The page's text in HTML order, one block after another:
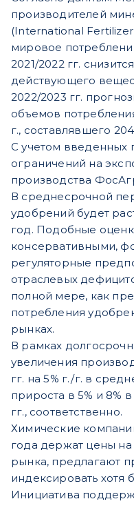
производителей
(International
мировое
2021/2022 гг.
действующего
2022/2023 гг.
объемов
г., составлявшего
С учетом введенных
ограничений на
производства
В среднесрочной
удобрений будет
год. Подобные
консервативными,
регуляторные
отраслевых
полной мере, как
потребления
рынках.
В рамках
увеличения
гг. на 5% г./г. в
прироста в 5% и 8% в
гг., соответственно.
Химические
года держат цены
рынка, предлагают
индексировать хотя
Инициатива